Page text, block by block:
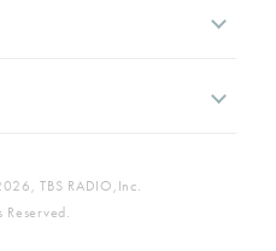
TBS RADIO,Inc.
Reserved.